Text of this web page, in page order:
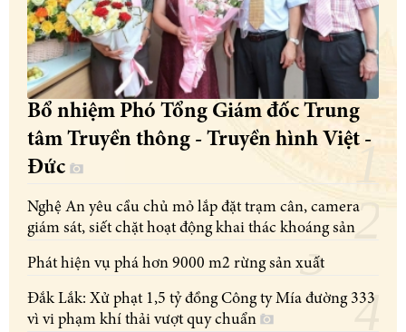
Bổ nhiệm Phó Tổng Giám đốc Trung
tâm Truyền thông - Truyền hình Việt -
Đức
Nghệ An yêu cầu chủ mỏ lắp đặt trạm cân, camera
giám sát, siết chặt hoạt động khai thác khoáng sản
Phát hiện vụ phá hơn 9000 m2 rừng sản xuất
Đắk Lắk: Xử phạt 1,5 tỷ đồng Công ty Mía đường 333
vì vi phạm khí thải vượt quy chuẩn